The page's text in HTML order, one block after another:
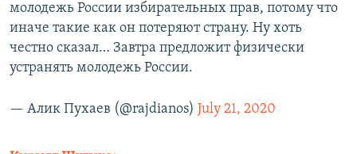
молодежь России избирательных прав, потому что
иначе такие как он потеряют страну. Ну хоть
честно сказал… Завтра предложит физически
устранять молодежь России.
— Алик Пухаев (@rajdianos) July 21, 2020